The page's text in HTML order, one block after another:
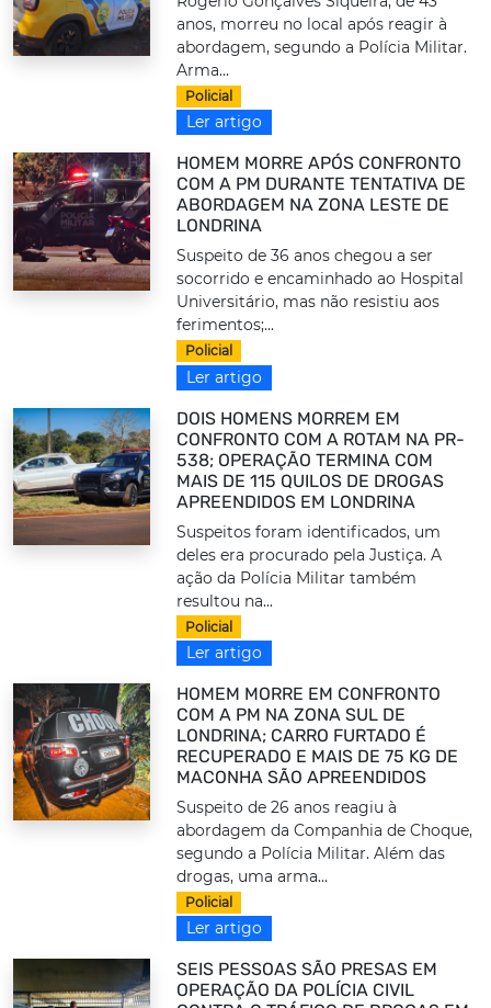
anos, morreu no local após reagir à
abordagem, segundo a Polícia Militar.
Arma...
Policial
Ler artigo
HOMEM MORRE APÓS CONFRONTO
COM A PM DURANTE TENTATIVA DE
ABORDAGEM NA ZONA LESTE DE
LONDRINA
Suspeito de 36 anos chegou a ser
socorrido e encaminhado ao Hospital
Universitário, mas não resistiu aos
ferimentos;...
Policial
Ler artigo
DOIS HOMENS MORREM EM
CONFRONTO COM A ROTAM NA PR-
538; OPERAÇÃO TERMINA COM
MAIS DE 115 QUILOS DE DROGAS
APREENDIDOS EM LONDRINA
Suspeitos foram identificados, um
deles era procurado pela Justiça. A
ação da Polícia Militar também
resultou na...
Policial
Ler artigo
HOMEM MORRE EM CONFRONTO
COM A PM NA ZONA SUL DE
LONDRINA; CARRO FURTADO É
RECUPERADO E MAIS DE 75 KG DE
MACONHA SÃO APREENDIDOS
Suspeito de 26 anos reagiu à
abordagem da Companhia de Choque,
segundo a Polícia Militar. Além das
drogas, uma arma...
Policial
Ler artigo
SEIS PESSOAS SÃO PRESAS EM
OPERAÇÃO DA POLÍCIA CIVIL